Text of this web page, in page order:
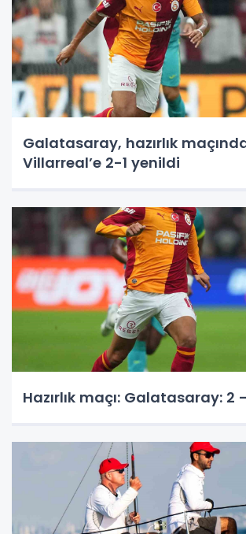
Galatasaray, hazırlık
Villarreal’e 2-1 yenildi
Hazırlık maçı: Galatasaray: 2